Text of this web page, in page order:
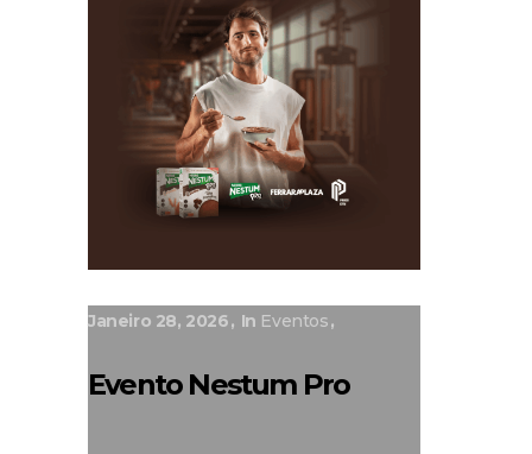
Janeiro 28, 2026 In Eventos
Evento Nestum Pro